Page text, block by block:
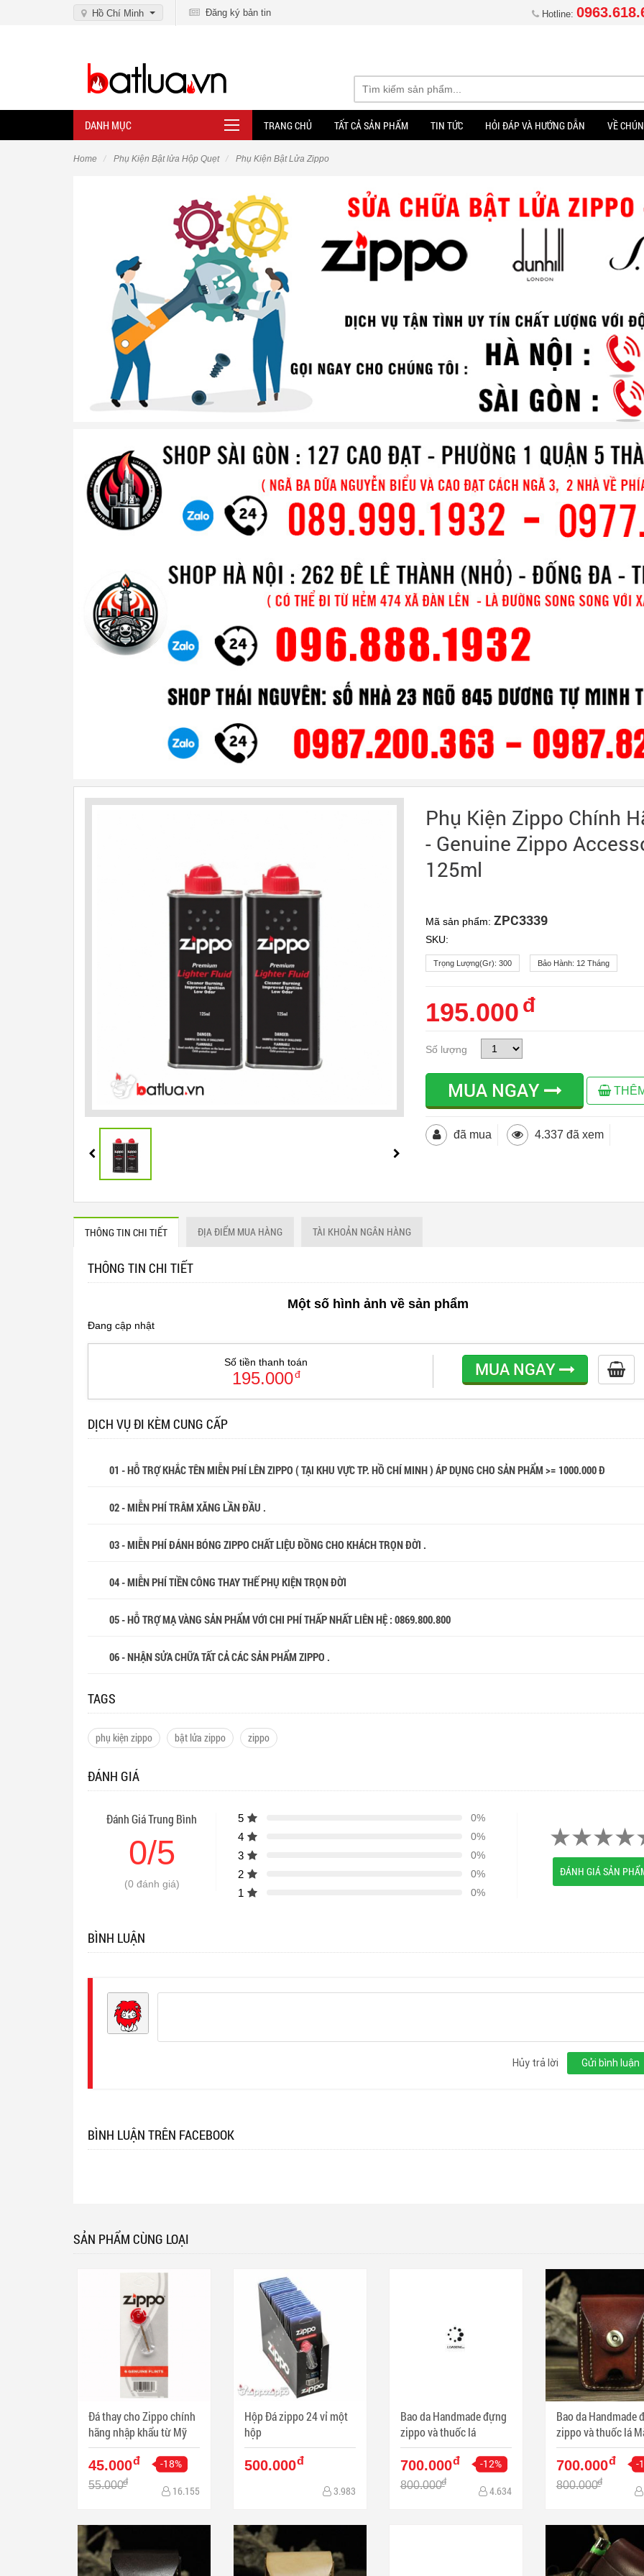
Hồ Chí Minh Đăng ký bản tin Hotline:
DANH MỤC TRANG CHỦ TẤT CẢ SẢN PHẨM TIN TỨC HỎI ĐÁP VÀ HƯỚNG DẪN VỀ
Home Phụ Kiện Bật lửa Hộp Quẹt Phụ Kiện Bật Lửa Zippo
Phụ Kiện Zippo Chính
- Genuine Zippo
125ml
Mã sản phẩm:ZPC3339
SKU:
Trọng Lượng(gr):300 Bảo Hành: 12 Tháng
195.000 đ
Số lượng
MUA NGAY
đã mua 4.337 đã xem
THÔNG TIN CHI TIẾT ĐỊA ĐIỂM MUA HÀNG TÀI KHOẢN NGÂN HÀNG
THÔNG TIN CHI TIẾT
Một số hình ảnh về sản phẩm
Đang cập nhật
Số tiền thanh toán
195.000đ MUA NGAY
DỊCH VỤ ĐI KÈM CUNG CẤP
01 - HỖ TRỢ KHẮC TÊN MIỄN PHÍ LÊN ZIPPO ( TẠI KHU VỰC TP. HỒ CHÍ MINH ) ÁP DỤNG CHO SẢN PHẨM >= 1000.000 Đ
02 - MIỄN PHÍ TRÂM XĂNG LẦN ĐẦU .
03 - MIỄN PHÍ ĐÁNH BÓNG ZIPPO CHẤT LIỆU ĐỒNG CHO KHÁCH TRỌN ĐỜI .
04 - MIỄN PHÍ TIỀN CÔNG THAY THẾ PHỤ KIỆN TRỌN ĐỜI
05 - HỖ TRỢ MẠ VÀNG SẢN PHẨM VỚI CHI PHÍ THẤP NHẤT LIÊN HỆ : 0869.800.800
06 - NHẬN SỬA CHỮA TẤT CẢ CÁC SẢN PHẨM ZIPPO .
TAGS
phụ kiện zippo bật lửa zippo zippo
ĐÁNH GIÁ
Đánh Giá Trung Bình
0/5
(0 đánh giá)
5 0%
4 0%
3 0%
2 0%
1 0%
ĐÁNH GIÁ SẢN
BÌNH LUẬN
Gửi bình luận
Hủy trả lời
BÌNH LUẬN TRÊN FACEBOOK
SẢN PHẨM CÙNG LOẠI
Đá thay cho Zippo chính
hãng nhập khẩu từ Mỹ
45.000đ -18%
55.000đ
16.155
Hộp Đá zippo 24 vỉ một
hộp
500.000đ
3.983
Bao da Handmade đựng
zippo và thuốc lá
700.000đ -12%
800.000đ
4.634
Bao da Handmade
zippo và thuốc lá
Nâu đỏ
700.000đ -
800.000đ